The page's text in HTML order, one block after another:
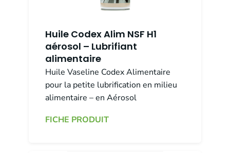
Huile Codex Alim NSF H1
aérosol – Lubrifiant
alimentaire
Huile Vaseline Codex Alimentaire
pour la petite lubrification en milieu
alimentaire – en Aérosol
FICHE PRODUIT